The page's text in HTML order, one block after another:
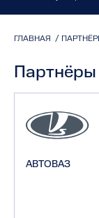
ГЛАВНАЯ /
Партнёры
АВТОВАЗ